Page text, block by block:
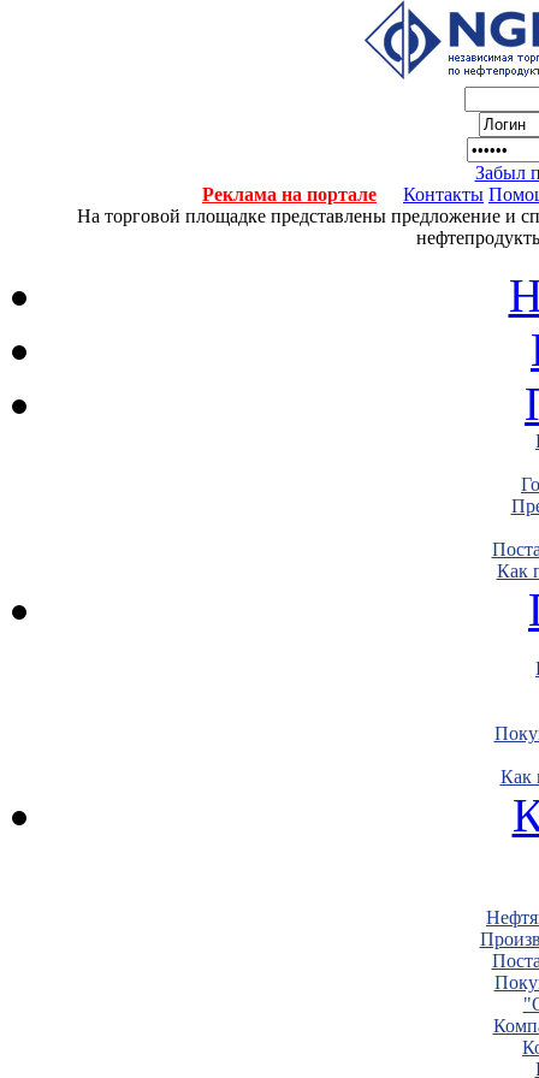
Забыл
Реклама на портале
Контакты
На торговой площадке представлены предложение и
Как
Как